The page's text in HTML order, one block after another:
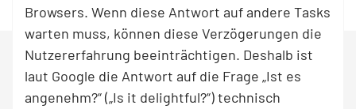
Browsers. Wenn diese Antwort auf andere Tasks
warten muss, können diese Verzögerungen die
Nutzererfahrung beeinträchtigen. Deshalb ist
laut Google die Antwort auf die Frage „Ist es
angenehm?“ („Is it delightful?“) technisch